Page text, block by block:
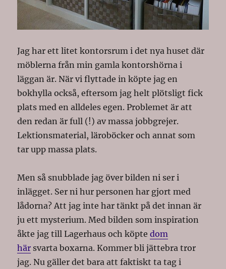
Jag har ett litet kontorsrum i det nya huset där
möblerna från min gamla kontorshörna i
läggan är. När vi flyttade in köpte jag en
bokhylla också, eftersom jag helt plötsligt fick
plats med en alldeles egen. Problemet är att
den redan är full (!) av massa jobbgrejer.
Lektionsmaterial, läroböcker och annat som
tar upp massa plats.
Men så snubblade jag över bilden ni ser i
inlägget. Ser ni hur personen har gjort med
lådorna? Att jag inte har tänkt på det innan är
ju ett mysterium. Med bilden som inspiration
åkte jag till Lagerhaus och köptedom
här svarta boxarna. Kommer bli jättebra tror
jag. Nu gäller det bara att faktiskt ta tag i